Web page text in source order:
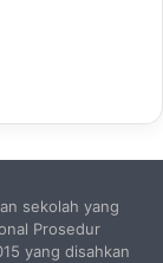
sekolah yang
Prosedur
yang disahkan